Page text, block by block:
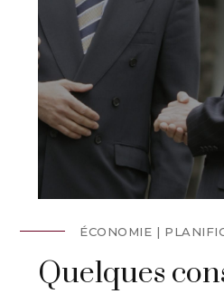
ÉCONOMIE
Quelques